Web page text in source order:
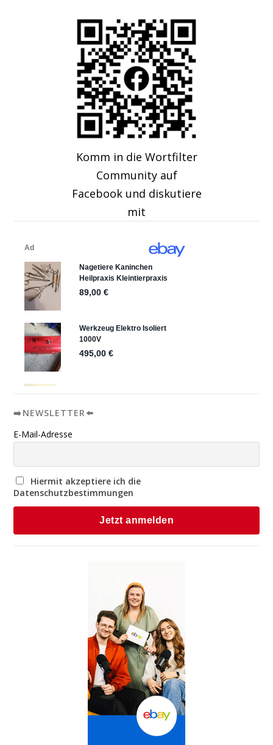
Komm in die Wortfilter
Community auf
Facebook und diskutiere
mit
➡️NEWSLETTER⬅️
E-Mail-Adresse
Hiermit akzeptiere ich die
Datenschutzbestimmungen